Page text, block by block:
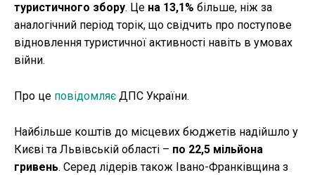
туристичного збору. Це на 13,1% більше, ніж за
аналогічний період торік, що свідчить про поступове
відновлення туристичної активності навіть в умовах
війни.
Про це повідомляє ДПС України.
Найбільше коштів до місцевих бюджетів надійшло у
Києві та Львівській області – по 22,5 мільйона
гривень. Серед лідерів також Івано-Франківщина з